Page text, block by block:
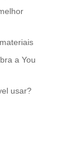
a You
usar?